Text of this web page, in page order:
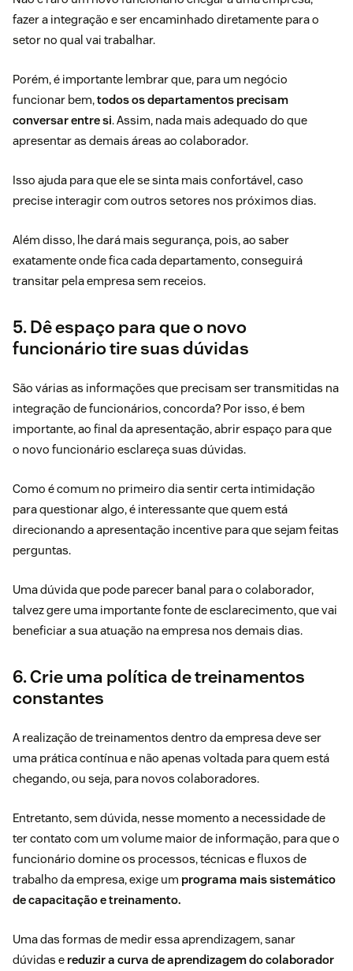
fazer a integração e ser encaminhado diretamente para o
setor no qual vai trabalhar.
Porém, é importante lembrar que, para um negócio
funcionar bem,todos os departamentos precisam
conversar entre si. Assim, nada mais adequado do que
apresentar as demais áreas ao colaborador.
Isso ajuda para que ele se sinta mais confortável, caso
precise interagir com outros setores nos próximos dias.
Além disso, lhe dará mais segurança, pois, ao saber
exatamente onde fica cada departamento, conseguirá
transitar pela empresa sem receios.
5. Dê espaço para que o novo
funcionário tire suas dúvidas
São várias as informações que precisam ser transmitidas na
integração de funcionários, concorda? Por isso, é bem
importante, ao final da apresentação, abrir espaço para que
o novo funcionário esclareça suas dúvidas.
Como é comum no primeiro dia sentir certa intimidação
para questionar algo, é interessante que quem está
direcionando a apresentação incentive para que sejam feitas
perguntas.
Uma dúvida que pode parecer banal para o colaborador,
talvez gere uma importante fonte de esclarecimento, que vai
beneficiar a sua atuação na empresa nos demais dias.
6. Crie uma política de treinamentos
constantes
A realização de treinamentos dentro da empresa deve ser
uma prática contínua e não apenas voltada para quem está
chegando, ou seja, para novos colaboradores.
Entretanto, sem dúvida, nesse momento a necessidade de
ter contato com um volume maior de informação, para que o
funcionário domine os processos, técnicas e fluxos de
trabalho da empresa, exige um programa mais sistemático
de capacitação e treinamento.
Uma das formas de medir essa aprendizagem, sanar
dúvidas e reduzir a curva de aprendizagem do colaborador